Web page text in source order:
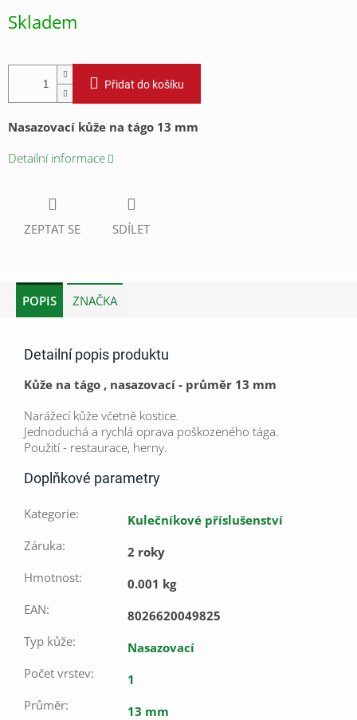
Skladem
Přidat do košíku
Nasazovací kůže na tágo 13 mm
Detailní informace
ZEPTAT SE SDÍLET
POPIS ZNAČKA
Detailní popis produktu
Kůže na tágo , nasazovací - průměr 13 mm
Narážecí kůže včetně kostice.
Jednoduchá a rychlá oprava poškozeného tága.
Použití - restaurace, herny.
Doplňkové parametry
Kategorie:
Kulečníkové příslušenství
Záruka:
2 roky
Hmotnost:
0.001 kg
EAN:
8026620049825
Typ kůže:
Nasazovací
Počet vrstev:
1
Průměr: 13 mm